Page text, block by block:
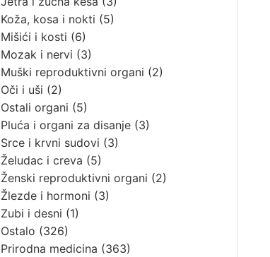
Koža, kosa i nokti (5)
Mišići i kosti (6)
Mozak i nervi (3)
Muški reproduktivni organi (2)
Oči i uši (2)
Ostali organi (5)
Pluća i organi za disanje(3)
Srce i krvni sudovi (3)
Želudac i creva (5)
Ženski reproduktivni organi (2)
Žlezde i hormoni (3)
Zubi i desni (1)
Ostalo (326)
Prirodna medicina (363)